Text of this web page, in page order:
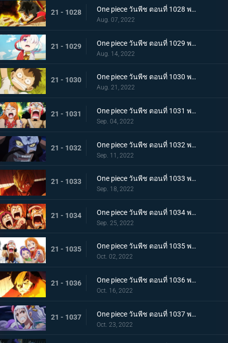
21 - 1028 One piece วันพีช ตอนที่ 1028 พากย์ไทย ก้ามข้ามสี่จักรพรรดิสิ หมัดเหล็กโต้กลับของลูฟี่
Aug. 07, 2022
21 - 1029 One piece วันพีช ตอนที่ 1029 พากย์ไทย ความทรงจำลางเลือน ลูฟี่กับอูตะลูกสาวของผมแดง
Aug. 14, 2022
21 - 1030 One piece วันพีช ตอนที่ 1030 พากย์ไทย คำสาบานต่อยุคสมัยใหม่! ลูฟี่กับอูตะ
Aug. 21, 2022
21 - 1031 One piece วันพีช ตอนที่ 1031 พากย์ไทย นามิตะโกนสุดเสียง เดธเรซแบบจนตรอก
Sep. 04, 2022
21 - 1032 One piece วันพีช ตอนที่ 1032 พากย์ไทย รุ่งอรุณของแคว้นวะ ทุกด้านประจันหน้าสุดเดือด
Sep. 11, 2022
21 - 1033 One piece วันพีช ตอนที่ 1033 พากย์ไทย ชี้ขาด หมัดราชันย์เร่งความเร็วของลูฟี่
Sep. 18, 2022
21 - 1034 One piece วันพีช ตอนที่ 1034 พากย์ไทย ลูฟี่พ่ายแพ้! กลุ่มหมวกฟางตกที่นั่งลำบาก
Sep. 25, 2022
21 - 1035 One piece วันพีช ตอนที่ 1035 พากย์ไทย ร้อยอสูรเหยียบย่ำ สิ้นสมัยตระกูลโคสึกิ
Oct. 02, 2022
21 - 1036 One piece วันพีช ตอนที่ 1036 พากย์ไทย ต่อต้านคืนมืดมิด โชกุนใหญ่แคว้นวะกู่ก้อง
Oct. 16, 2022
21 - 1037 One piece วันพีช ตอนที่ 1037 พากย์ไทย เชื่อในลูฟี่สิ! พันธมิตรเปิดฉากโต้กลับ
Oct. 23, 2022